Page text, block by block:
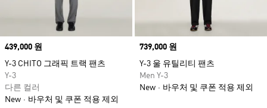
Price
439,000 원
Y-3 CHITO 그래픽 트랙 팬츠
Y-3
다른 컬러
New
바우처 및 쿠폰 적용 제외
Price
739,000 원
Y-3 울 유틸리티 팬츠
Men Y-3
New
바우처 및 쿠폰 적용 제외